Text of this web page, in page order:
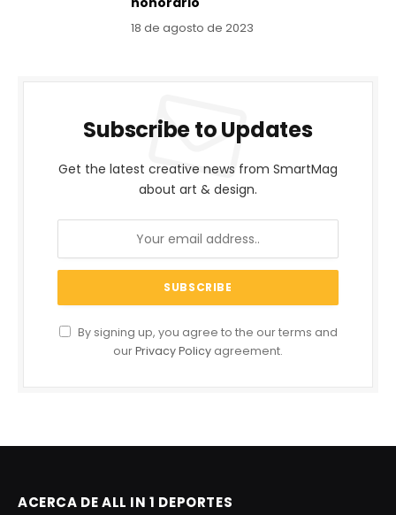
18 de agosto de 2023
Subscribe to Updates
Get the latest creative news from SmartMag
about art & design.
By signing up, you agree to the our terms and
ourPrivacy Policy agreement.
ACERCA DE ALL IN 1 DEPORTES